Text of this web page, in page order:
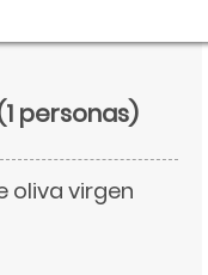
personas)
oliva virgen